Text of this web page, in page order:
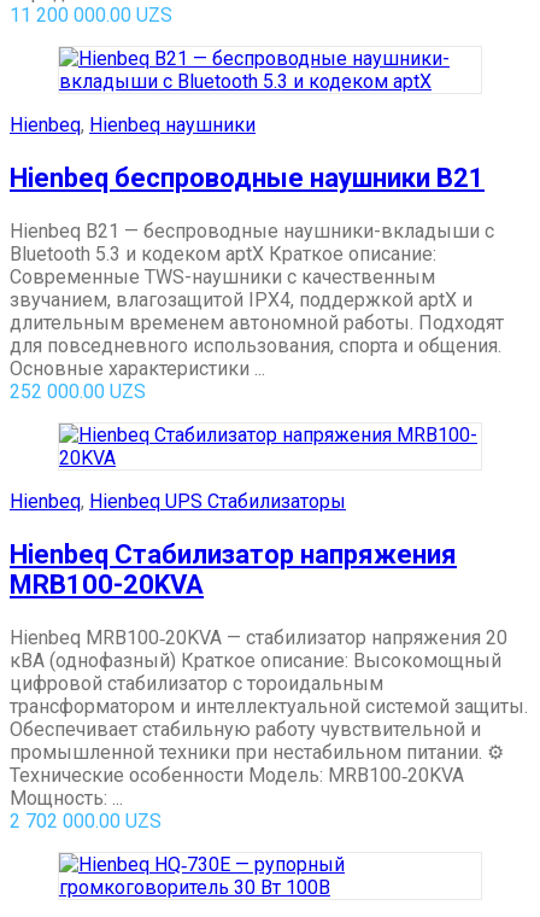
11 200 000.00 UZS
Hienbeq, Hienbeq наушники
Hienbeq беспроводные наушники B21
Hienbeq B21 — беспроводные наушники-вкладыши с
Bluetooth 5.3 и кодеком aptX Краткое описание:
Современные TWS-наушники с качественным
звучанием, влагозащитой IPX4, поддержкой aptX и
длительным временем автономной работы. Подходят
для повседневного использования, спорта и общения.
Основные характеристики ...
252 000.00 UZS
Hienbeq, Hienbeq UPS Стабилизаторы
Hienbeq Стабилизатор напряжения
MRB100-20KVA
Hienbeq MRB100‑20KVA — стабилизатор напряжения 20
кВА (однофазный) Краткое описание: Высокомощный
цифровой стабилизатор с тороидальным
трансформатором и интеллектуальной системой защиты.
Обеспечивает стабильную работу чувствительной и
промышленной техники при нестабильном питании. ⚙️
Технические особенности Модель: MRB100‑20KVA
Мощность: ...
2 702 000.00 UZS